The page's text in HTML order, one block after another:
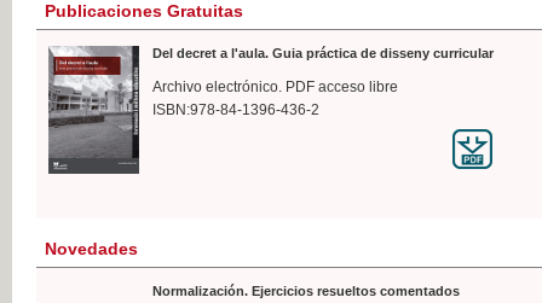
Publicaciones Gratuitas
Del decret a l'aula. Guia práctica de disseny curricular
Archivo electrónico. PDF acceso libre
ISBN:978-84-1396-436-2
Novedades
Normalización. Ejercicios resueltos comentados